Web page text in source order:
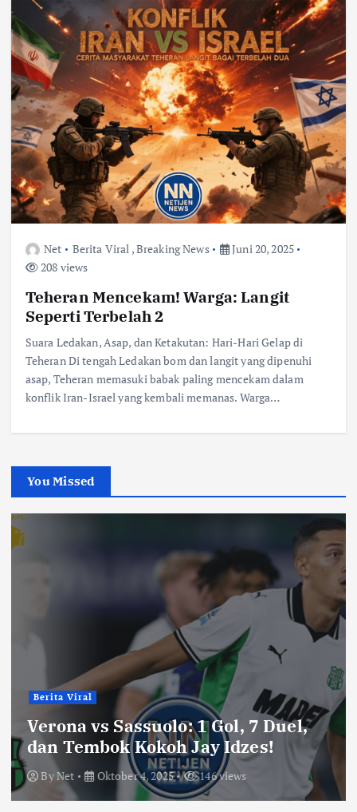
Net Berita Viral ,Breaking News
Juni 20, 2025
208 views
Teheran Mencekam! Warga: Langit
Seperti Terbelah 2
Suara Ledakan, Asap, dan Ketakutan: Hari-Hari Gelap di
Teheran Di tengah Ledakan bom dan langit yang dipenuhi
asap, Teheran memasuki babak paling mencekam dalam
konflik Iran-Israel yang kembali memanas. Warga…
You Missed
Berita Viral
Verona vs Sassuolo: 1 Gol, 7 Duel,
dan Tembok Kokoh Jay Idzes!
ByNet Oktober 4, 2025 146 views